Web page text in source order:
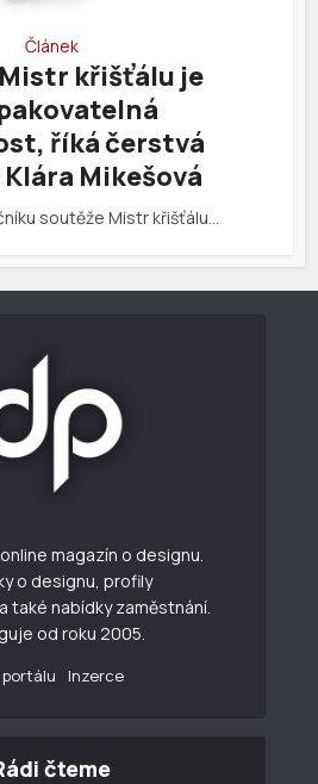
Článek
křišťálu je
říká čerstvá
Mikešová
soutěže Mistr křišťálu…
magazín o designu.
o designu, profily
také nabídky zaměstnání.
od roku 2005.
portálu Inzerce
čteme